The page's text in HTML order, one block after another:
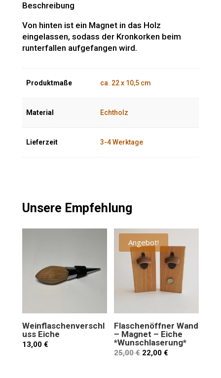
Beschreibung
Von hinten ist ein Magnet in das Holz
eingelassen, sodass der Kronkorken beim
runterfallen aufgefangen wird.
Produktmaße ca. 22 x 10,5 cm
Material Echtholz
Lieferzeit 3-4 Werktage
Unsere Empfehlung
Weinflaschenverschl
uss Eiche
13,00 €
Angebot!
Flaschenöffner Wand
– Magnet – Eiche
*Wunschlaserung*
25,00€ 22,00€